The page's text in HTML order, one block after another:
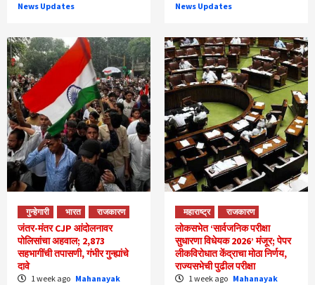
News Updates
News Updates
गुन्हेगारी भारत राजकारण
जंतर-मंतर CJP आंदोलनावर
पोलिसांचा अहवाल; 2,873
सहभागींची तपासणी, गंभीर गुन्ह्यांचे
दावे
1 week ago Mahanayak
महाराष्ट्र राजकारण
लोकसभेत ‘सार्वजनिक परीक्षा
सुधारणा विधेयक 2026’ मंजूर; पेपर
लीकविरोधात केंद्राचा मोठा निर्णय,
राज्यसभेची पुढील परीक्षा
1 week ago Mahanayak